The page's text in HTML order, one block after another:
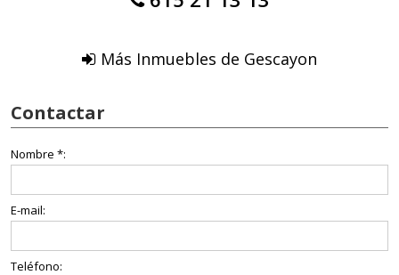
Más Inmuebles de Gescayon
Contactar
Nombre *:
E-mail:
Teléfono: